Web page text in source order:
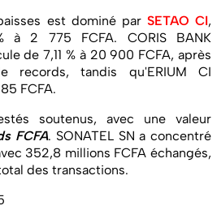
est dominé par SETAO CI,
2 775 FCFA. CORIS BANK
de 7,11 % à 20 900 FCFA, après
records, tandis qu'ERIUM CI
FCFA.
soutenus, avec une valeur
FCFA. SONATEL SN a concentré
352,8 millions FCFA échangés,
des transactions.